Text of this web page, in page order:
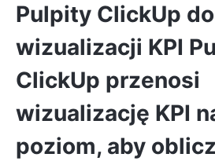
Pulpity ClickUp do
wizualizacji KPI
ClickUp przenosi
wizualizację KPI
poziom, aby